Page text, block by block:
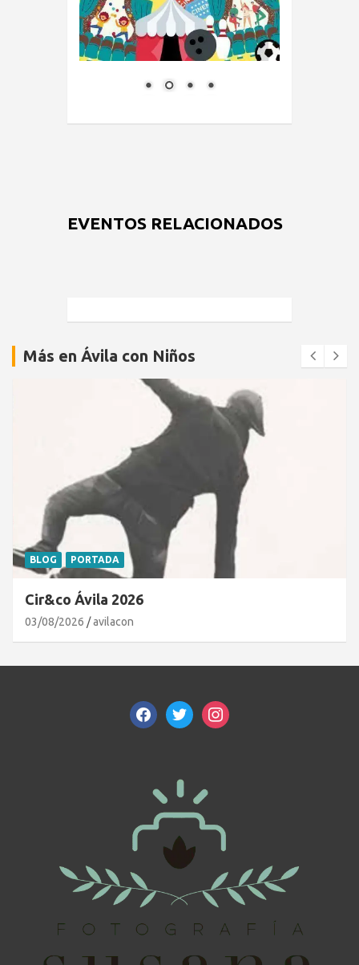
EVENTOS RELACIONADOS
Más en Ávila con Niños
BLOG PORTADA
Cir&co Ávila 2026
03/08/2026 avilacon
facebooktwitterinstagram